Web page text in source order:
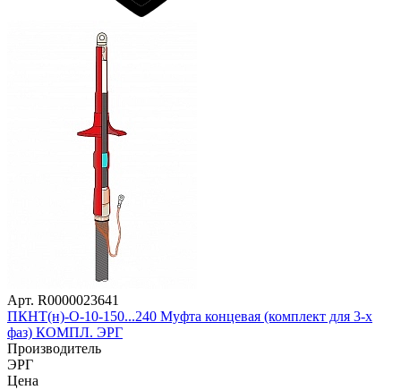
Арт. R0000023641
ПКНТ(н)-О-10-150...240 Муфта концевая (комплект для 3-х
фаз) КОМПЛ. ЭРГ
Производитель
ЭРГ
Цена